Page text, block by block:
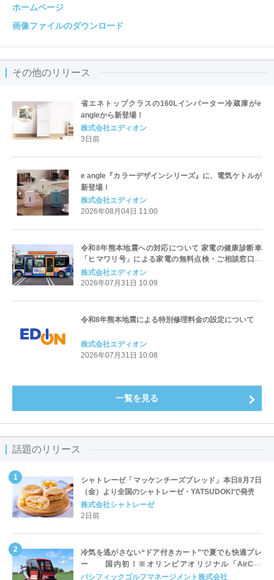
ホームページ
画像ファイルのダウンロード
その他のリリース
省エネトップクラスの160Lインバーター冷蔵庫がe
angleから新登場！
株式会社エディオン
3日前
e angle『カラーデザインシリーズ』に、電気ケトルが
新登場！
株式会社エディオン
2026年08月04日 11:00
令和8年熊本地震への対応について 家電の健康診断車
「ヒマワリ号」による家電の無料点検・ご相談窓口を
開設
株式会社エディオン
2026年07月31日 10:09
令和8年熊本地震による特別修理料金の設定について
株式会社エディオン
2026年07月31日 10:08
一覧を見る
話題のリリース
シャトレーゼ「マッケンチーズブレッド」本日8月7日
（金）より全国のシャトレーゼ・YATSUDOKIで発売
株式会社シャトレーゼ
2日前
冷気を逃がさない“ドア付きカート”で夏でも快適プレ
ー 国内初！※オリンピアオリジナル「AirCon
Cart（エアコンカート）」導入 | ＰＧＭ
パシフィックゴルフマネージメント株式会社